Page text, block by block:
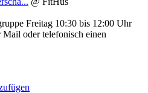
Freitag 10:30 bis 12:00 Uhr
oder telefonisch einen